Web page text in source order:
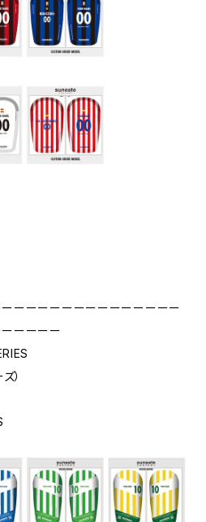
ーーーーーーーーーーーーーー
ーーーー
）